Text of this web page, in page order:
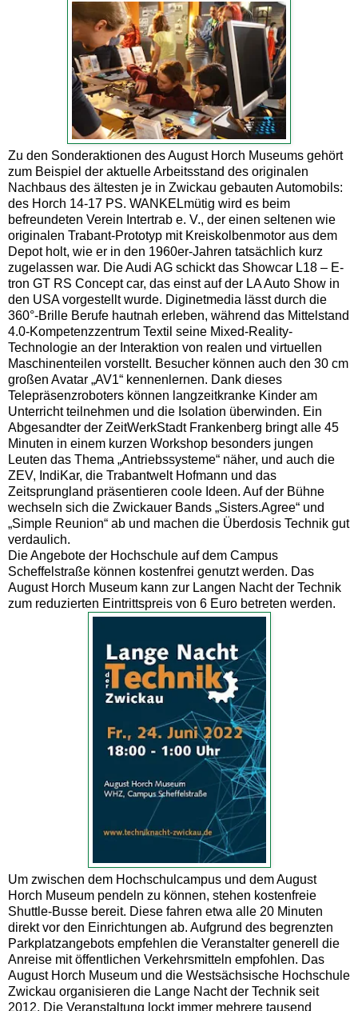
Zu den Sonderaktionen des August Horch Museums gehört
zum Beispiel der aktuelle Arbeitsstand des originalen
Nachbaus des ältesten je in Zwickau gebauten Automobils:
des Horch 14-17 PS. WANKELmütig wird es beim
befreundeten Verein Intertrab e. V., der einen seltenen wie
originalen Trabant-Prototyp mit Kreiskolbenmotor aus dem
Depot holt, wie er in den 1960er-Jahren tatsächlich kurz
zugelassen war. Die Audi AG schickt das Showcar L18 – E-
tron GT RS Concept car, das einst auf der LA Auto Show in
den USA vorgestellt wurde. Diginetmedia lässt durch die
360°-Brille Berufe hautnah erleben, während das Mittelstand
4.0-Kompetenzzentrum Textil seine Mixed-Reality-
Technologie an der Interaktion von realen und virtuellen
Maschinenteilen vorstellt. Besucher können auch den 30 cm
großen Avatar „AV1“ kennenlernen. Dank dieses
Telepräsenzroboters können langzeitkranke Kinder am
Unterricht teilnehmen und die Isolation überwinden. Ein
Abgesandter der ZeitWerkStadt Frankenberg bringt alle 45
Minuten in einem kurzen Workshop besonders jungen
Leuten das Thema „Antriebssysteme“ näher, und auch die
ZEV, IndiKar, die Trabantwelt Hofmann und das
Zeitsprungland präsentieren coole Ideen. Auf der Bühne
wechseln sich die Zwickauer Bands „Sisters.Agree“ und
„Simple Reunion“ ab und machen die Überdosis Technik gut
verdaulich.
Die Angebote der Hochschule auf dem Campus
Scheffelstraße können kostenfrei genutzt werden. Das
August Horch Museum kann zur Langen Nacht der Technik
zum reduzierten Eintrittspreis von 6 Euro betreten werden.
Um zwischen dem Hochschulcampus und dem August
Horch Museum pendeln zu können, stehen kostenfreie
Shuttle-Busse bereit. Diese fahren etwa alle 20 Minuten
direkt vor den Einrichtungen ab. Aufgrund des begrenzten
Parkplatzangebots empfehlen die Veranstalter generell die
Anreise mit öffentlichen Verkehrsmitteln empfohlen. Das
August Horch Museum und die Westsächsische Hochschule
Zwickau organisieren die Lange Nacht der Technik seit
2012. Die Veranstaltung lockt immer mehrere tausend